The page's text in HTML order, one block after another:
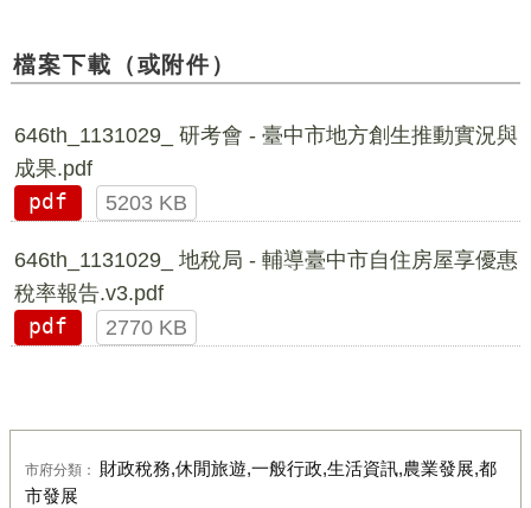
檔案下載（或附件）
646th_1131029_ 研考會 - 臺中市地方創生推動實況與
成果.pdf
pdf
5203 KB
646th_1131029_ 地稅局 - 輔導臺中市自住房屋享優惠
稅率報告.v3.pdf
pdf
2770 KB
市府分類： 財政稅務,休閒旅遊,一般行政,生活資訊,農業發展,都
市發展